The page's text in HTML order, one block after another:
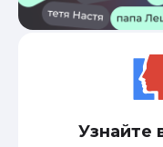
Узнайте